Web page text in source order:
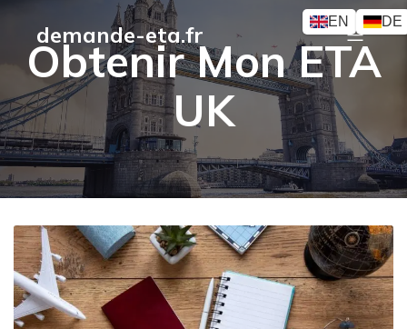
demande-eta.fr
Obtenir Mon ETA
UK
EN DE